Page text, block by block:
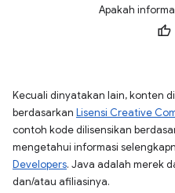
Apakah
Kecuali dinyatakan lain, konten
berdasarkan Lisensi Creative
contoh kode dilisensikan
mengetahui informasi
Developers. Java adalah merek
dan/atau afiliasinya.